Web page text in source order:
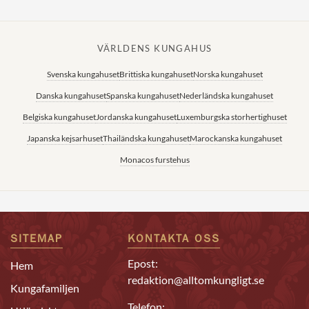
VÄRLDENS KUNGAHUS
Svenska kungahusetBrittiska kungahusetNorska kungahuset
Danska kungahusetSpanska kungahusetNederländska kungahuset
Belgiska kungahusetJordanska kungahusetLuxemburgska storhertighuset
Japanska kejsarhusetThailändska kungahusetMarockanska kungahuset
Monacos furstehus
SITEMAP
Hem
Kungafamiljen
KONTAKTA OSS
Epost:
redaktion@alltomkungligt.se